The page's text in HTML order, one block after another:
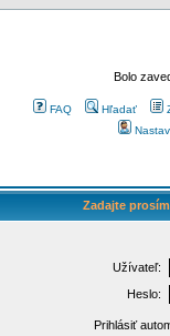
Bolo
FAQ Hľadať
Zadajte
Užívateľ:
Heslo:
Prihlásiť